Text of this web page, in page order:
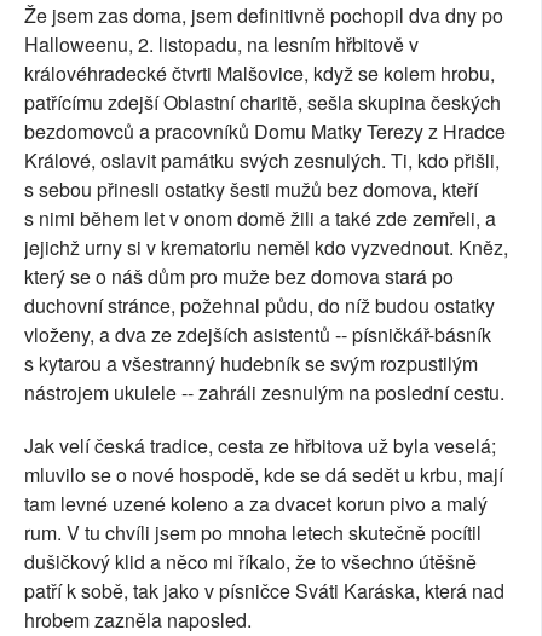
Že jsem zas doma, jsem definitivně pochopil dva dny po
Halloweenu, 2. listopadu, na lesním hřbitově v
královéhradecké čtvrti Malšovice, když se kolem hrobu,
patřícímu zdejší Oblastní charitě, sešla skupina českých
bezdomovců a pracovníků Domu Matky Terezy z Hradce
Králové, oslavit památku svých zesnulých. Ti, kdo přišli,
s sebou přinesli ostatky šesti mužů bez domova, kteří
s nimi během let v onom domě žili a také zde zemřeli, a
jejichž urny si v krematoriu neměl kdo vyzvednout. Kněz,
který se o náš dům pro muže bez domova stará po
duchovní stránce, požehnal půdu, do níž budou ostatky
vloženy, a dva ze zdejších asistentů -- písničkář-básník
s kytarou a všestranný hudebník se svým rozpustilým
nástrojem ukulele -- zahráli zesnulým na poslední cestu.
Jak velí česká tradice, cesta ze hřbitova už byla veselá;
mluvilo se o nové hospodě, kde se dá sedět u krbu, mají
tam levné uzené koleno a za dvacet korun pivo a malý
rum. V tu chvíli jsem po mnoha letech skutečně pocítil
dušičkový klid a něco mi říkalo, že to všechno útěšně
patří k sobě, tak jako v písničce Sváti Karáska, která nad
hrobem zazněla naposled.